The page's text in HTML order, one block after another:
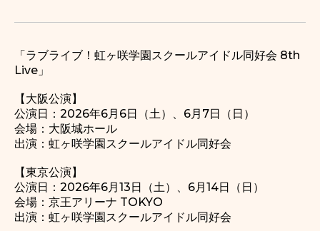
「ラブライブ！虹ヶ咲学園スクールアイドル同好会 8th
Live」
【大阪公演】
公演日：2026年6月6日（土）、6月7日（日）
会場：大阪城ホール
出演：虹ヶ咲学園スクールアイドル同好会
【東京公演】
公演日：2026年6月13日（土）、6月14日（日）
会場：京王アリーナ TOKYO
出演：虹ヶ咲学園スクールアイドル同好会